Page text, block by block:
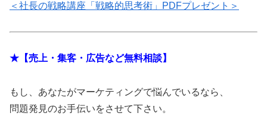
＜社長の戦略講座「戦略的思考術」PDFプレゼント＞
★【売上・集客・広告など無料相談】
もし、あなたがマーケティングで悩んでいるなら、
問題発見のお手伝いをさせて下さい。